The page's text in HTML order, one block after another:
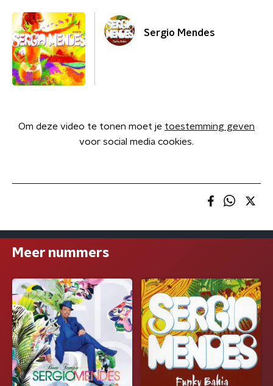
Sergio Mendes
Om deze video te tonen moet je toestemming geven
voor social media cookies.
Meer nummers